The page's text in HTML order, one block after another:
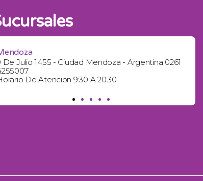
De Julio 1455 - Ciudad Mendoza - Argentina 0261
De Atencion 9:30 A 20:30